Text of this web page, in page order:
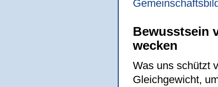
Bewusstsein
wecken
Was uns schützt
Gleichgewicht,